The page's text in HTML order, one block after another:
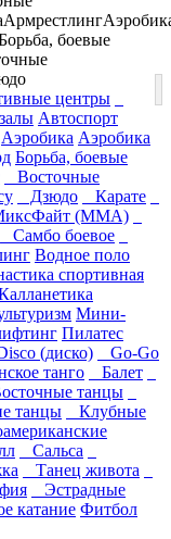
Армрестлинг
боевые
центры
Автоспорт
Аэробика Аэробика
Борьба, боевые
Восточные
Дзюдо
Карате
(ММА)
Самбо боевое
Водное поло
спортивная
Мини-
Пилатес
(диско)
Go-Go
танго
Балет
танцы
танцы
Клубные
Сальса
Танец живота
Эстрадные
катание Фитбол